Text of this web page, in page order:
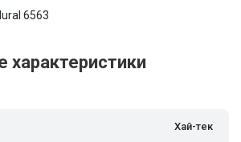
6563
характеристики
Хай-тек